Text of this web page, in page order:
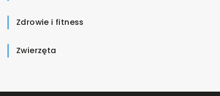
Zdrowie i fitness
Zwierzęta